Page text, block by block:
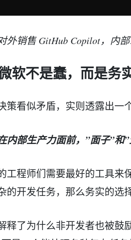
外销售 GitHub Copilot，内
软不是蠢，而是务
策看似矛盾，实则透露出一
内部生产力面前，”面子”和”
工程师们需要最好的工具来
的开发任务，那么务实的
释了为什么非开发者也被鼓